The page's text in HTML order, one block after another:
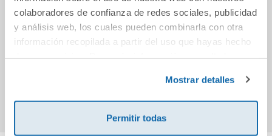
colaboradores de confianza de redes sociales, publicidad
y análisis web, los cuales pueden combinarla con otra
información recopilada a partir del uso que hayas hecho
Mostrar detalles
Permitir todas
El truco de los
espejos
10,95€
La revolución de la
glucosa
9,95€
Comprar